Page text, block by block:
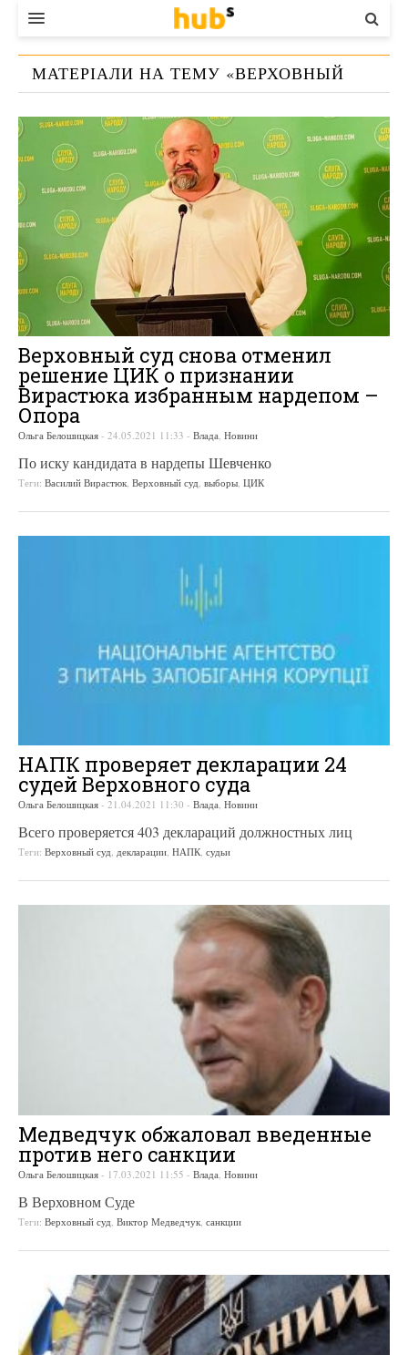
ВЛАДА
ЕКОНОМІКА
БІЗНЕС
СТАРТЕР
КОНТАКТИ
МАТЕРІАЛИ НА ТЕМУ «ВЕРХОВНЫЙ
Верховный суд снова отменил
решение ЦИК о признании
Вирастюка избранным нардепом –
Опора
Ольга Белошицкая - 24.05.2021 11:33 - Влада Новини
По иску кандидата в нардепы Шевченко
Теги: Василий Вирастюк Верховный суд выборы ЦИК
НАПК проверяет декларации 24
судей Верховного суда
Ольга Белошицкая - 21.04.2021 11:30 - Влада, Новини
Всего проверяется 403 деклараций должностных лиц
Теги: Верховный суд, декларации, НАПК, судьи
Медведчук обжаловал введенные
против него санкции
Ольга Белошицкая - 17.03.2021 11:55 - Влада Новини
В Верховном Суде
Теги: Верховный суд Виктор Медведчук санкции